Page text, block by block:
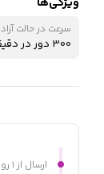
سرعت در حالت آزاد
300 دور در دقیقه
ارسال از ۱ روز کاری